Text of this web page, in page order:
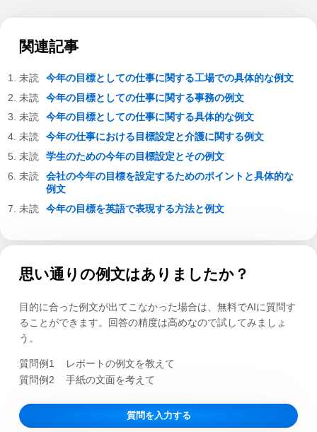
関連記事
今年の目標としての仕事に関する工場での具体的な例文
今年の目標としての仕事に関する事務の例文
今年の目標としての仕事に関する具体的な例文
今年の仕事における目標設定と介護に関する例文
学生のための今年の目標設定とその例文
会社の今年の目標を設定するためのポイントと具体的な
例文
今年の目標を英語で表現する方法と例文
思い通りの例文はありましたか？
目的に合った例文が出てこなかった場合は、無料でAIに質問す
ることができます。回答の精度は高めなので試してみましょ
う。
質問例1
レポートの例文を教えて
質問例2
手紙の文面を考えて
質問を入力する